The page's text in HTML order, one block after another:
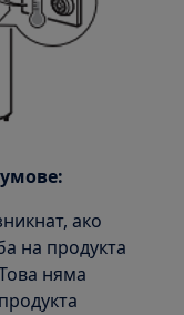
ако
на продукта
няма